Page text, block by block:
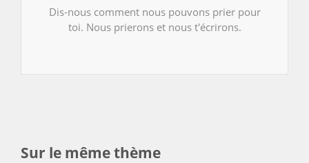
Dis-nous comment nous pouvons prier pour
toi. Nous prierons et nous t'écrirons.
Sur le même thème